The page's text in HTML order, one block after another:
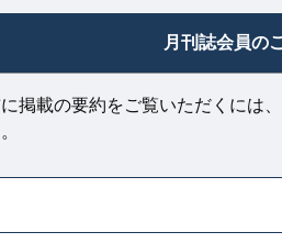
月刊誌会員の
掲載の要約をご覧いただくには